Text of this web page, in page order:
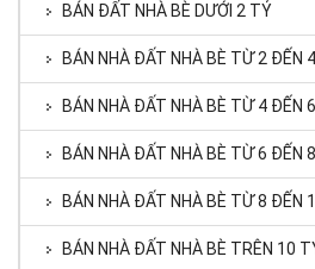
BÁN ĐẤT NHÀ BÈ DƯỚI 2 TỶ
BÁN NHÀ ĐẤT NHÀ BÈ TỪ 2 ĐẾN
BÁN NHÀ ĐẤT NHÀ BÈ TỪ 4 ĐẾN
BÁN NHÀ ĐẤT NHÀ BÈ TỪ 6 ĐẾN
BÁN NHÀ ĐẤT NHÀ BÈ TỪ 8 ĐẾN
BÁN NHÀ ĐẤT NHÀ BÈ TRÊN 10